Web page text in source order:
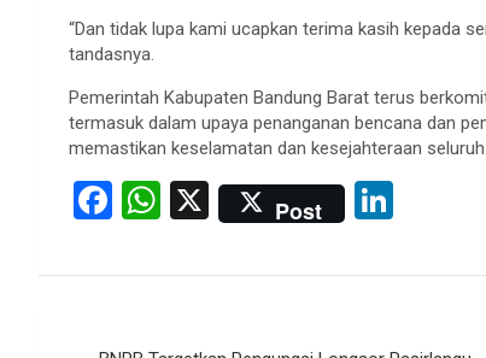
“Dan tidak lupa kami ucapkan terima kasih kepada
tandasnya.
Pemerintah Kabupaten Bandung Barat terus
termasuk dalam upaya penanganan bencana dan
memastikan keselamatan dan kesejahteraan
F
ce
W
at
X Post
ke